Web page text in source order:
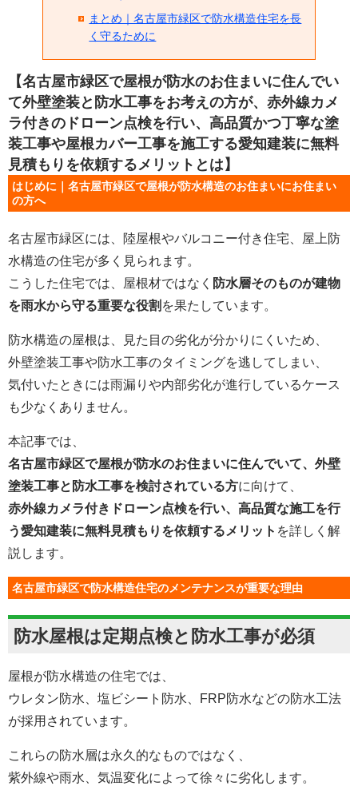
まとめ｜名古屋市緑区で防水構造住宅を長
く守るために
【名古屋市緑区で屋根が防水のお住まいに住んでい
て外壁塗装と防水工事をお考えの方が、赤外線カメ
ラ付きのドローン点検を行い、高品質かつ丁寧な塗
装工事や屋根カバー工事を施工する愛知建装に無料
見積もりを依頼するメリットとは】
はじめに｜名古屋市緑区で屋根が防水構造のお住まいにお住まい
の方へ
名古屋市緑区には、陸屋根やバルコニー付き住宅、屋上防
水構造の住宅が多く見られます。
こうした住宅では、屋根材ではなく 防水層そのものが建物
を雨水から守る重要な役割 を果たしています。
防水構造の屋根は、見た目の劣化が分かりにくいため、
外壁塗装工事や防水工事のタイミングを逃してしまい、
気付いたときには雨漏りや内部劣化が進行しているケース
も少なくありません。
本記事では、
名古屋市緑区で屋根が防水のお住まいに住んでいて、外壁
塗装工事と防水工事を検討されている方に向けて、
赤外線カメラ付きドローン点検を行い、高品質な施工を行
う愛知建装に無料見積もりを依頼するメリット を詳しく解
説します。
名古屋市緑区で防水構造住宅のメンテナンスが重要な理由
防水屋根は定期点検と防水工事が必須
屋根が防水構造の住宅では、
ウレタン防水、塩ビシート防水、FRP防水などの防水工法
が採用されています。
これらの防水層は永久的なものではなく、
紫外線や雨水、気温変化によって徐々に劣化します。